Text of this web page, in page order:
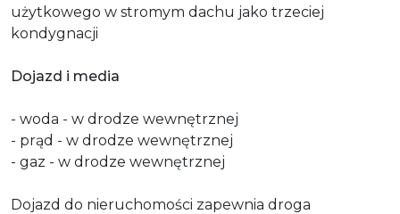
użytkowego w stromym dachu jako trzeciej
kondygnacji
Dojazd i media
- woda - w drodze wewnętrznej
- prąd - w drodze wewnętrznej
- gaz - w drodze wewnętrznej
Dojazd do nieruchomości zapewnia droga